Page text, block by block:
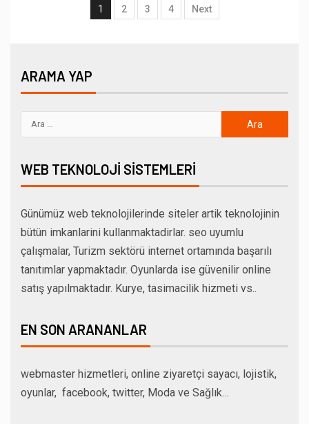
1 2 3 4 Next
ARAMA YAP
WEB TEKNOLOJI SISTEMLERI
Günümüz web teknolojilerinde siteler artik teknolojinin
bütün imkanlarini kullanmaktadirlar. seo uyumlu
çalışmalar, Turizm sektörü internet ortamında başarılı
tanıtımlar yapmaktadır. Oyunlarda ise güvenilir online
satış yapılmaktadır. Kurye, tasimacilik hizmeti vs..
EN SON ARANANLAR
webmaster hizmetleri, online ziyaretçi sayacı, lojistik,
oyunlar, facebook, twitter, Moda ve Sağlık…